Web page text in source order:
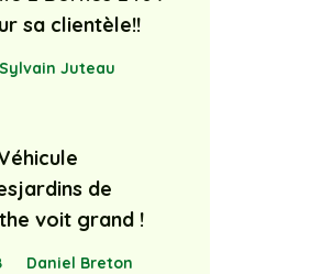
sa clientèle!!
Sylvain Juteau
de
voit grand !
Daniel Breton